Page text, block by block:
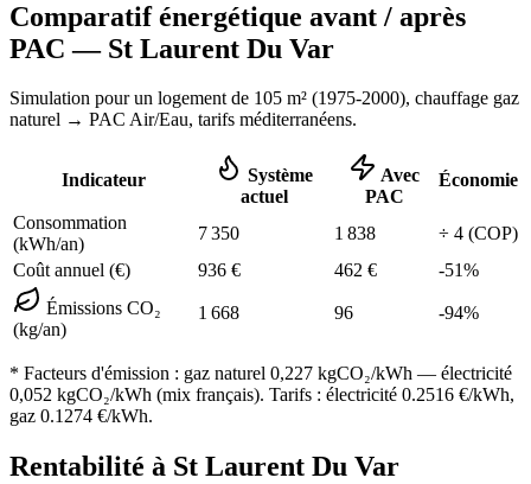
Comparatif énergétique avant / après
PAC — St Laurent Du Var
Simulation pour un logement de 105 m² (1975-2000), chauffage gaz
naturel → PAC Air/Eau, tarifs méditerranéens.
Indicateur
Système
actuel
Avec
PAC
Économie
Consommation
(kWh/an)
7 350 1 838 ÷ 4 (COP)
Coût annuel (€)
936 € 462 € -51%
Émissions CO₂
(kg/an)
1 668 96 -94%
* Facteurs d'émission : gaz naturel 0,227 kgCO₂/kWh — électricité
0,052 kgCO₂/kWh (mix français). Tarifs : électricité 0.2516 €/kWh,
gaz 0.1274 €/kWh.
Rentabilité à St Laurent Du Var